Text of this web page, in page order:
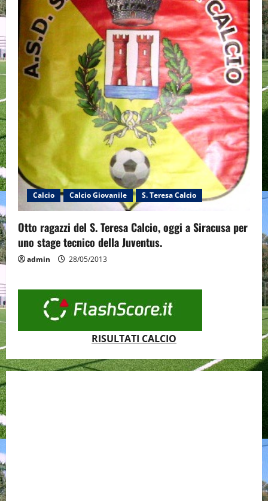
Calcio Calcio Giovanile S. Teresa Calcio
Otto ragazzi del S. Teresa Calcio, oggi a Siracusa per
uno stage tecnico della Juventus.
admin 28/05/2013
RISULTATI CALCIO